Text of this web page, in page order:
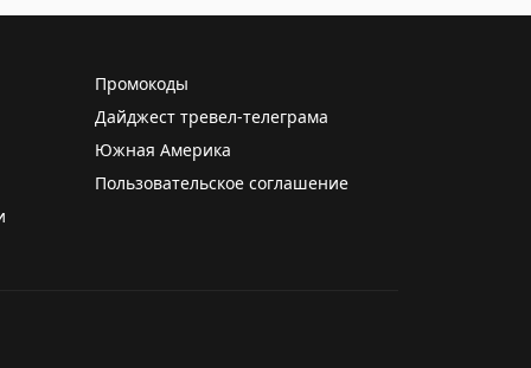
Промокоды
Дайджест тревел-телеграма
Южная Америка
Пользовательское соглашение